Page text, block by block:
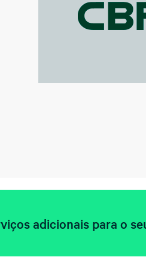
adicionais para o